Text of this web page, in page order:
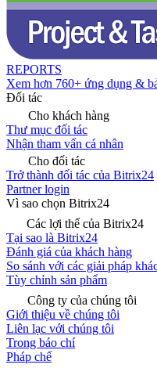
REPORTS
Xem hơn 760+ ứng dụng &
Đối tác
Cho khách hàng
Thư mục đối tác
Nhận tham vấn cá nhân
Cho đối tác
Trở thành đối tác của Bitrix24
Partner login
Vì sao chọn Bitrix24
Các lợi thế của Bitrix24
Tại sao là Bitrix24
Đánh giá của khách hàng
So sánh với các giải pháp
Tùy chỉnh sản phẩm
Công ty của chúng tôi
Giới thiệu về chúng tôi
Liên lạc với chúng tôi
Trong báo chí
Pháp chế